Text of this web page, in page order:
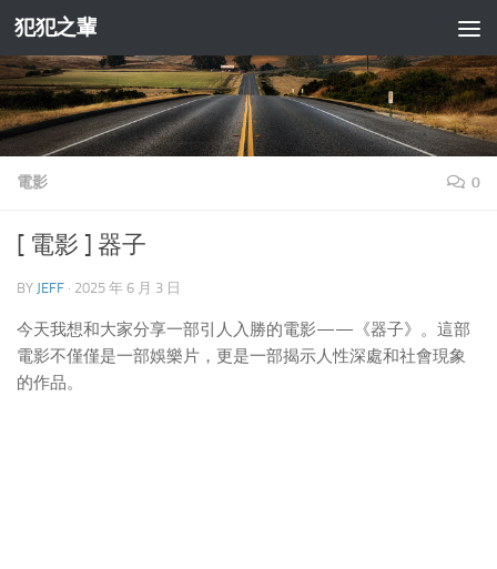
Skip to content
犯犯之輩
電影 0
[ 電影 ] 器子
BY JEFF · 2025 年 6 月 3 日
今天我想和大家分享一部引人入勝的電影——《器子》。這部
電影不僅僅是一部娛樂片，更是一部揭示人性深處和社會現象
的作品。